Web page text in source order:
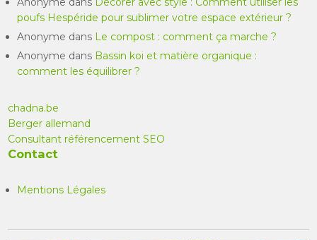
poufs Hespéride pour sublimer votre espace extérieur ?
Anonyme dans Le compost : comment ça marche ?
Anonyme dans Bassin koi et matière organique :
comment les équilibrer ?
chadna.be
Berger allemand
Consultant référencement SEO
Contact
Mentions Légales